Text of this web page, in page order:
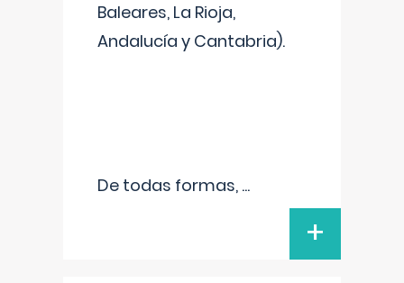
Baleares, La Rioja,
Andalucía y Cantabria).
De todas formas, ...
+